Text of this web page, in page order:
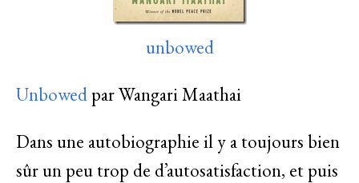
unbowed
Unbowed par Wangari Maathai
Dans une autobiographie il y a toujours bien
sûr un peu trop de d’autosatisfaction, et puis